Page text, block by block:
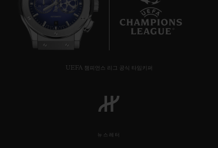
UEFA 챔피언스 리그 공식 타임키퍼
뉴스레터